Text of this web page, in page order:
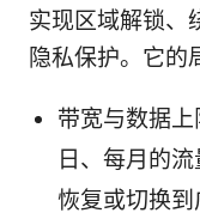
实现区域解锁、
隐私保护。它的
带宽与数据
日、每月的
恢复或切换到